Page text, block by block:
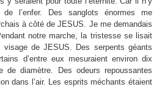
l’enfer. Des sanglots énormes me
à côté de JESUS. Je me demandais
notre marche, la tristesse se lisait
de JESUS. Des serpents géants
d’entre eux mesuraient environ dix
diamètre. Des odeurs repoussantes
dans l’air. Les esprits méchants étaient